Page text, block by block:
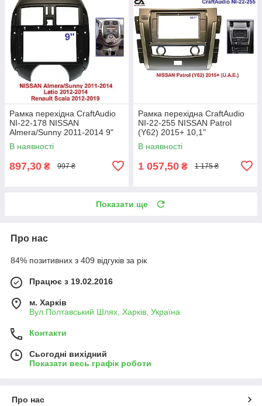
Рамка перехідна CraftAudio
NI-22-178 NISSAN
Almera/Sunny 2011-2014 9"
В наявності
897,30 ₴ 997 ₴
Рамка перехідна CraftAudio
NI-22-255 NISSAN Patrol
(Y62) 2015+ 10,1"
В наявності
1 057,50 ₴ 1 175 ₴
Показати ще
Про нас
84% позитивних з 409 відгуків за рік
Працює з 19.02.2016
м. Харків
Вул.Полтавський Шлях, Харків, Україна
Контакти
Сьогодні вихідний
Показати весь графік роботи
Про нас